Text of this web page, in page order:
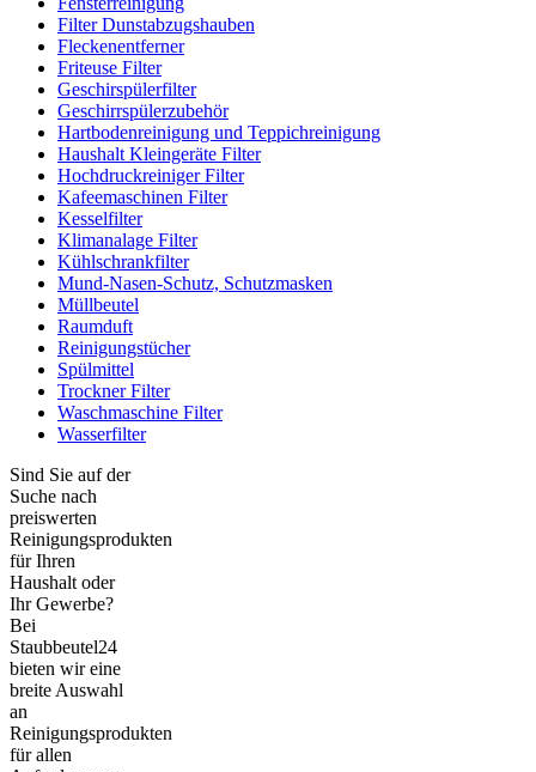
Filter Dunstabzugshauben
Fleckenentferner
Friteuse Filter
Geschirspülerfilter
Geschirrspülerzubehör
Hartbodenreinigung und Teppichreinigung
Haushalt Kleingeräte Filter
Hochdruckreiniger Filter
Kafeemaschinen Filter
Kesselfilter
Klimanalage Filter
Kühlschrankfilter
Mund-Nasen-Schutz, Schutzmasken
Müllbeutel
Raumduft
Reinigungstücher
Spülmittel
Trockner Filter
Waschmaschine Filter
Wasserfilter
Sind Sie auf der
Suche nach
preiswerten
Reinigungsprodukten
für Ihren
Haushalt oder
Ihr Gewerbe?
Bei
Staubbeutel24
bieten wir eine
breite Auswahl
an
Reinigungsprodukten
für allen